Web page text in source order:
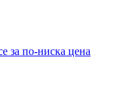
за по-ниска цена